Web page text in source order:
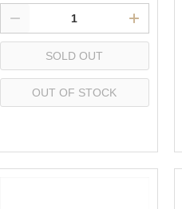
SOLD OUT
OUT OF STOCK